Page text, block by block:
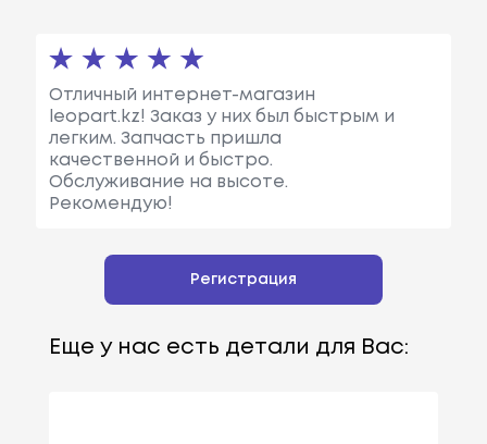
Отличный интернет-магазин
leopart.kz! Заказ у них был быстрым и
легким. Запчасть пришла
качественной и быстро.
Обслуживание на высоте.
Рекомендую!
Регистрация
Еще у нас есть детали для Вас: